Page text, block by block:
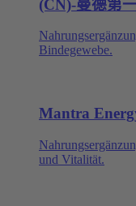
(CN)-曼德第
Bindegewebe.
Mantra
und Vitalität.